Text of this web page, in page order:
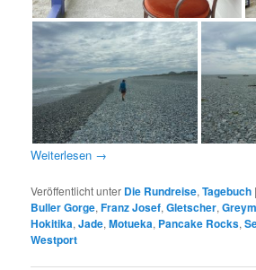
Weiterlesen →
Veröffentlicht unter Die Rundreise,Tagebuch
Buller Gorge,Franz Josef,Gletscher,
Hokitika,Jade,Motueka, Pancake Rocks,
Westport